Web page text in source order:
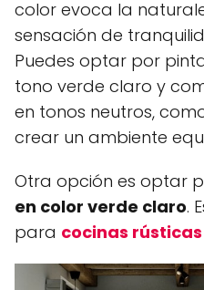
color evoca la
sensación de
Puedes optar por
tono verde claro y
en tonos neutros,
crear un ambiente
Otra opción es optar
en color verde claro.
para cocinas